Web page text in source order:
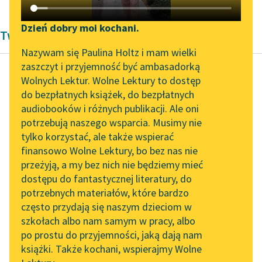
Katalog DAISY
Podkasty o książkach
Zgłoś brak utworu
Aktualności
„Prokurator Alicja Horn”
do słuchania
Byliśmy częścią AI Impact
Lab
Zapraszamy na spotkanie
online z tłumaczkami
literatury skandynawskiej
Spotkanie z Katarzyną
Tunkiel w Oslo
102. lata temu zmarł
Joseph Conrad
Narzędzia
Mapa Wolnych Lektur
Leśmianator
Przewodnik dla piszących i
czytających
API
OAI-PMH
Widget Wolnych Lektur
Przypisy
Dzień dobry moi kochani.
Nazywam się Paulina Holtz i mam wielki
zaszczyt i przyjemność być ambasadorką
Wolnych Lektur. Wolne Lektury to dostęp
do bezpłatnych książek, do bezpłatnych
audiobooków i różnych publikacji. Ale oni
potrzebują naszego wsparcia. Musimy nie
tylko korzystać, ale także wspierać
finansowo Wolne Lektury, bo bez nas nie
przeżyją, a my bez nich nie będziemy mieć
dostępu do fantastycznej literatury, do
potrzebnych materiałów, które bardzo
często przydają się naszym dzieciom w
szkołach albo nam samym w pracy, albo
po prostu do przyjemności, jaką dają nam
książki. Także kochani, wspierajmy Wolne
Twórczość Antoniny Domańskiej
Antonina Domańska
Hanusia
Wierzynkówna
Rozmawiali długo o
dawnych czasach, o
swoich dziecinnych
latach, o śmiesznej a
tak bogatej w...
Czytaj więcej